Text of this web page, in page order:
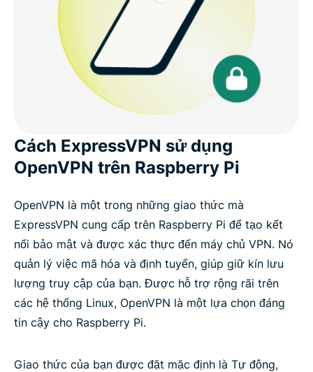
Cách ExpressVPN sử dụng
OpenVPN trên Raspberry Pi
OpenVPN là một trong những giao thức mà
ExpressVPN cung cấp trên Raspberry Pi để tạo kết
nối bảo mật và được xác thực đến máy chủ VPN. Nó
quản lý việc mã hóa và định tuyến, giúp giữ kín lưu
lượng truy cập của bạn. Được hỗ trợ rộng rãi trên
các hệ thống Linux, OpenVPN là một lựa chọn đáng
tin cậy cho Raspberry Pi.
Giao thức của bạn được đặt mặc định là Tự động,